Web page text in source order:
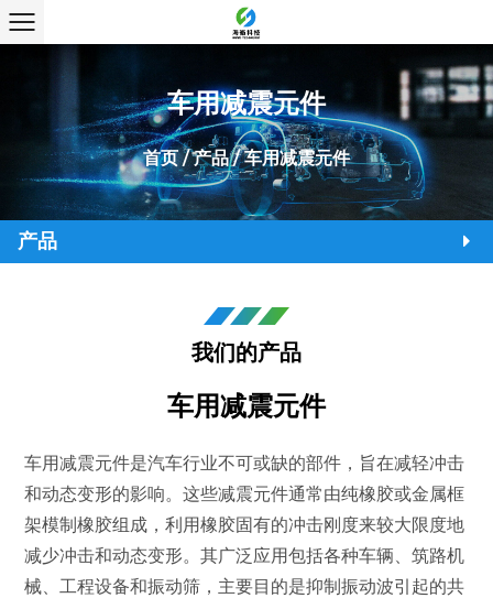
车用减震元件
首页/产品/车用减震元件
产品
我们的产品
车用减震元件
车用减震元件是汽车行业不可或缺的部件，旨在减轻冲击
和动态变形的影响。这些减震元件通常由纯橡胶或金属框
架模制橡胶组成，利用橡胶固有的冲击刚度来较大限度地
减少冲击和动态变形。其广泛应用包括各种车辆、筑路机
械、工程设备和振动筛，主要目的是抑制振动波引起的共